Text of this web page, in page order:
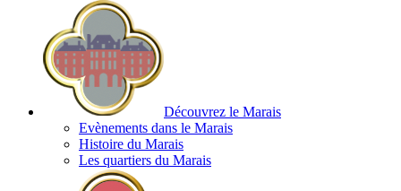
Découvrez le Marais
Evènements dans le Marais
Histoire du Marais
Les quartiers du Marais